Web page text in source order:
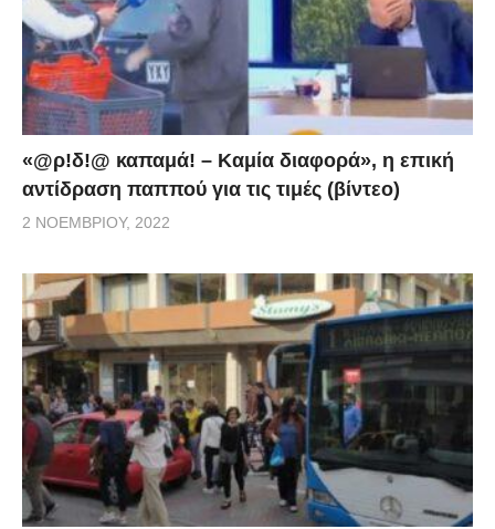
«@ρ!δ!@ καπαμά! – Καμία διαφορά», η επική
αντίδραση παππού για τις τιμές (βίντεο)
2 ΝΟΕΜΒΡΊΟΥ, 2022